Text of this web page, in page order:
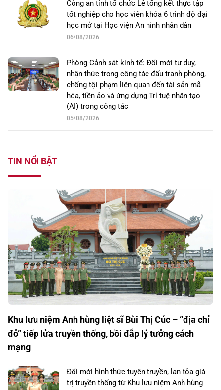
Công an tỉnh tổ chức Lễ tổng kết thực tập
tốt nghiệp cho học viên khóa 6 trình độ đại
học mở tại Học viện An ninh nhân dân
06/08/2026
Phòng Cảnh sát kinh tế: Đổi mới tư duy,
nhận thức trong công tác đấu tranh phòng,
chống tội phạm liên quan đến tài sản mã
hóa, tiền ảo và ứng dựng Trí tuệ nhân tạo
(AI) trong công tác
05/08/2026
TIN NỔI BẬT
Khu lưu niệm Anh hùng liệt sĩ Bùi Thị Cúc – “địa chỉ
đỏ” tiếp lửa truyền thống, bồi đắp lý tưởng cách
mạng
Đổi mới hình thức tuyên truyền, lan tỏa giá
trị truyền thống từ Khu lưu niệm Anh hùng